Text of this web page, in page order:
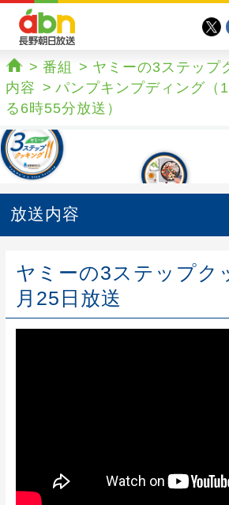
ホーム
番組 ヤミーの3ステップ
内容
パンプキンプディング（
る6時55分放送）
放送内容
ヤミーの3ステップク
月25日放送